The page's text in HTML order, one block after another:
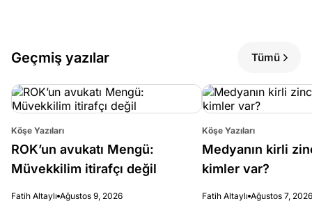
Geçmiş yazılar Tümü
Köşe Yazıları
ROK’un avukatı Mengü:
Müvekkilim itirafçı değil
Fatih Altaylı Ağustos 9, 2026
Köşe Yazıları
Medyanın kirli
kimler var?
Fatih Altaylı Ağustos 7, 2026